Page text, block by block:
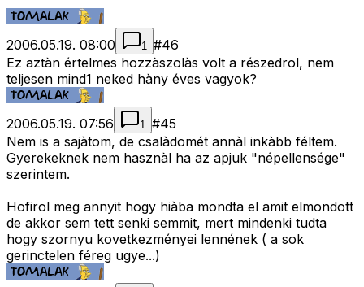
2006.05.19. 08:00 1 #46
Ez aztàn értelmes hozzàszolàs volt a részedrol, nem
teljesen mind1 neked hàny éves vagyok?
2006.05.19. 07:56 1 #45
Nem is a sajàtom, de csalàdomét annàl inkàbb féltem.
Gyerekeknek nem hasznàl ha az apjuk "népellensége"
szerintem.
Hofirol meg annyit hogy hiàba mondta el amit elmondott
de akkor sem tett senki semmit, mert mindenki tudta
hogy szornyu kovetkezményei lennének ( a sok
gerinctelen féreg ugye...)